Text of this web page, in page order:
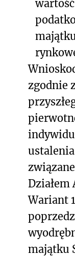
zgodnie
Działem
Wariant
majątku